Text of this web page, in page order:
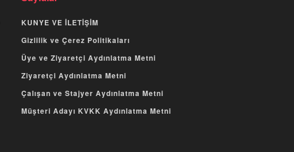
KUNYE VE İLETİŞİM
Gizlilik ve Çerez Politikaları
Üye ve Ziyaretçi Aydınlatma Metni
Ziyaretçi Aydınlatma Metni
Çalışan ve Stajyer Aydınlatma Metni
Müşteri Adayı KVKK Aydınlatma Metni